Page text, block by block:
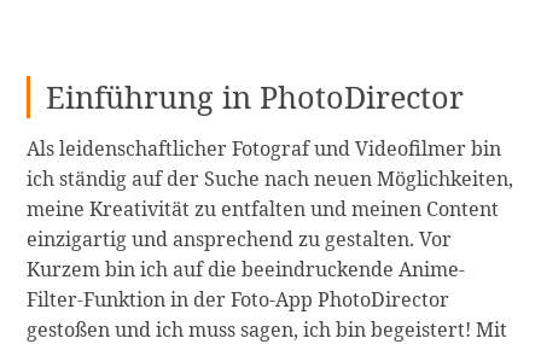
Einführung in PhotoDirector
Als leidenschaftlicher Fotograf und Videofilmer bin
ich ständig auf der Suche nach neuen Möglichkeiten,
meine Kreativität zu entfalten und meinen Content
einzigartig und ansprechend zu gestalten. Vor
Kurzem bin ich auf die beeindruckende Anime-
Filter-Funktion in der Foto-App PhotoDirector
gestoßen und ich muss sagen, ich bin begeistert! Mit